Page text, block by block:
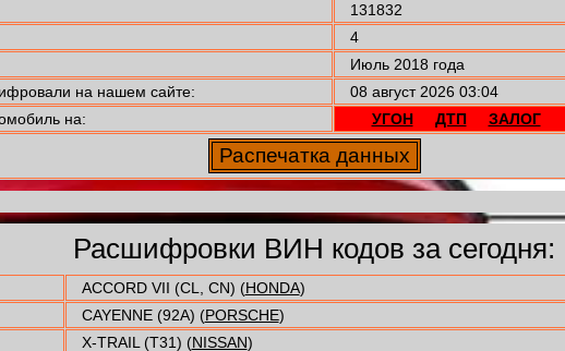
131832
4
Июль 2018 года
на нашем сайте:
08 август 2026 03:04
на:
УГОН ДТП ЗАЛОГ
Расшифровки ВИН кодов за сегодня:
ACCORD VII (CL, CN) (HONDA)
CAYENNE (92A) (PORSCHE)
X-TRAIL (T31) (NISSAN)